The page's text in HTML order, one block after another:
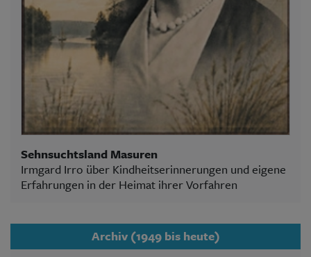
Sehnsuchtsland Masuren
Irmgard Irro über Kindheitserinnerungen und eigene
Erfahrungen in der Heimat ihrer Vorfahren
Archiv (1949 bis heute)